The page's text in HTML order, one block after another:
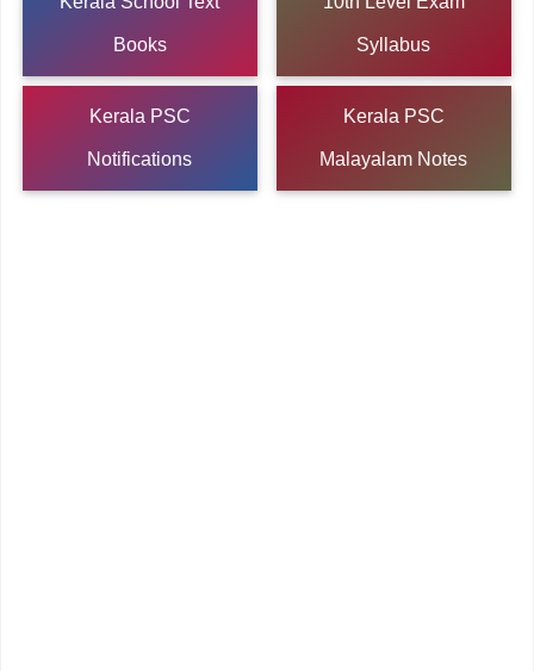
Books Syllabus
Kerala PSC
Notifications
Kerala PSC
Malayalam Notes